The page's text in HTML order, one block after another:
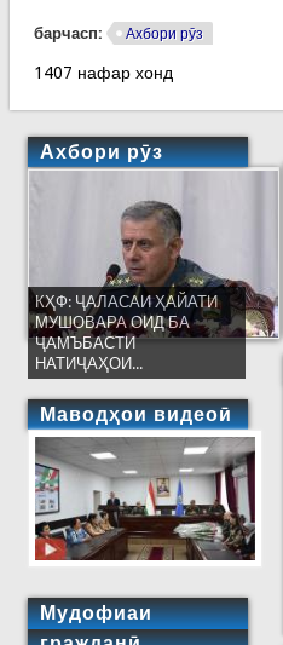
барчасп: Ахбори рӯз
1407 нафар хонд
Ахбори рӯз
КҲФ: ҶАЛАСАИ ҲАЙАТИ
МУШОВАРА ОИД БА
ҶАМЪБАСТИ
НАТИҶАҲОИ...
Маводҳои видеоӣ
Мудофиаи